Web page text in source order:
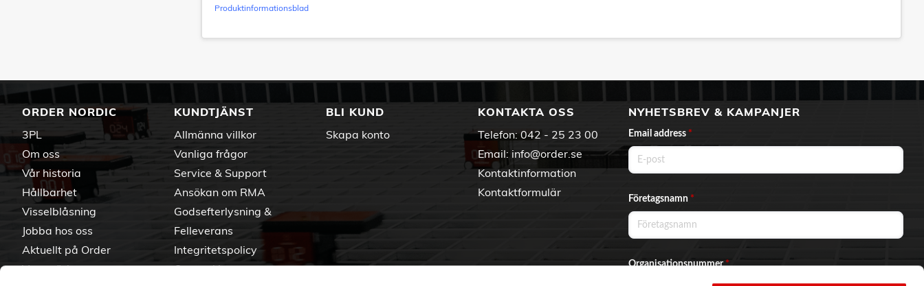
Produktinformationsblad
ORDER NORDIC
3PL
Om oss
Vår historia
Hållbarhet
Visselblåsning
Jobba hos oss
Aktuellt på Order
Varumärken
KUNDTJÄNST
Allmänna villkor
Vanliga frågor
Service & Support
Ansökan om RMA
Godsefterlysning &
Felleverans
Integritetspolicy
Om cookies
BLI KUND
Skapa konto
KONTAKTA OSS
Telefon: 042 - 25 23 00
Email: info@order.se
Kontaktinformation
Kontaktformulär
NYHETSBREV & KAMPANJER
Email address *
Företagsnamn *
Organisationsnummer*